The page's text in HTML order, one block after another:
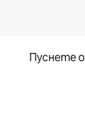
Пуснете